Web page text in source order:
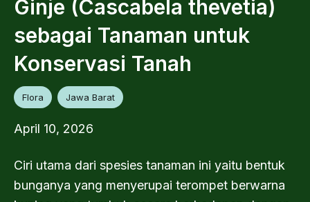
Ginje (Cascabela thevetia)
sebagai Tanaman untuk
Konservasi Tanah
Flora Jawa Barat
April 10, 2026
Ciri utama dari spesies tanaman ini yaitu bentuk
bunganya yang menyerupai terompet berwarna